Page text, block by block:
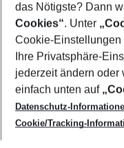
Footer
Footer navigation
Über uns
AGB
Cookie-Einstellungen
Cookie-Richtlinie
Datenschutz
Service & Hilfe
Barrierefreies Reisen
Check-in
Folgen Sie uns
das Nötigste? Dann
Cookies“. Unter
Cookie-
Ihre Privatsphäre-
jederzeit ändern oder
einfach unten auf
Datenschutz-
Cookie/Tracking-